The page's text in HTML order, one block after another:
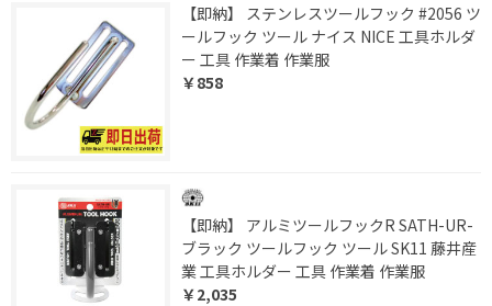
【即納】 ステンレスツールフック #2056 ツ
ールフック ツール ナイス NICE 工具ホルダ
ー 工具 作業着 作業服
￥858
【即納】 アルミツールフックR SATH-UR-
ブラック ツールフック ツール SK11 藤井産
業 工具ホルダー 工具 作業着 作業服
￥2,035